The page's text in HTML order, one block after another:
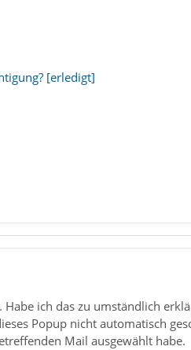
[erledigt]
ich das zu umständlich
Popup nicht automatisch
Mail ausgewählt habe.